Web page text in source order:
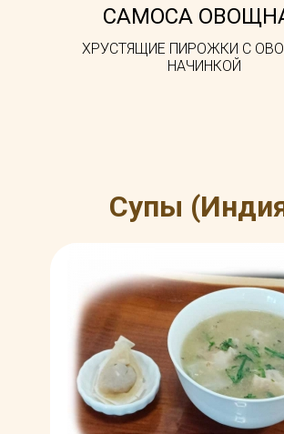
САМОСА
ХРУСТЯЩИЕ ПИРОЖКИ С
НАЧИНКОЙ
Супы